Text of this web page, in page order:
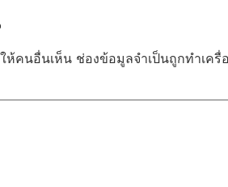
ห้คนอื่นเห็น ช่องข้อมูลจำเป็นถูกทำเครื่